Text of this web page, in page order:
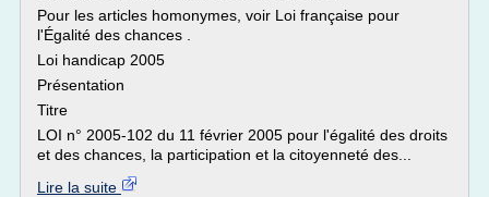
Pour les articles homonymes, voir Loi française pour
l'Égalité des chances .
Loi handicap 2005
Présentation
Titre
LOI n° 2005-102 du 11 février 2005 pour l'égalité des droits
et des chances, la participation et la citoyenneté des...
Lire la suite